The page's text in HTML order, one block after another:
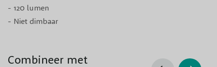
- 120 lumen
- Niet dimbaar
Combineer met